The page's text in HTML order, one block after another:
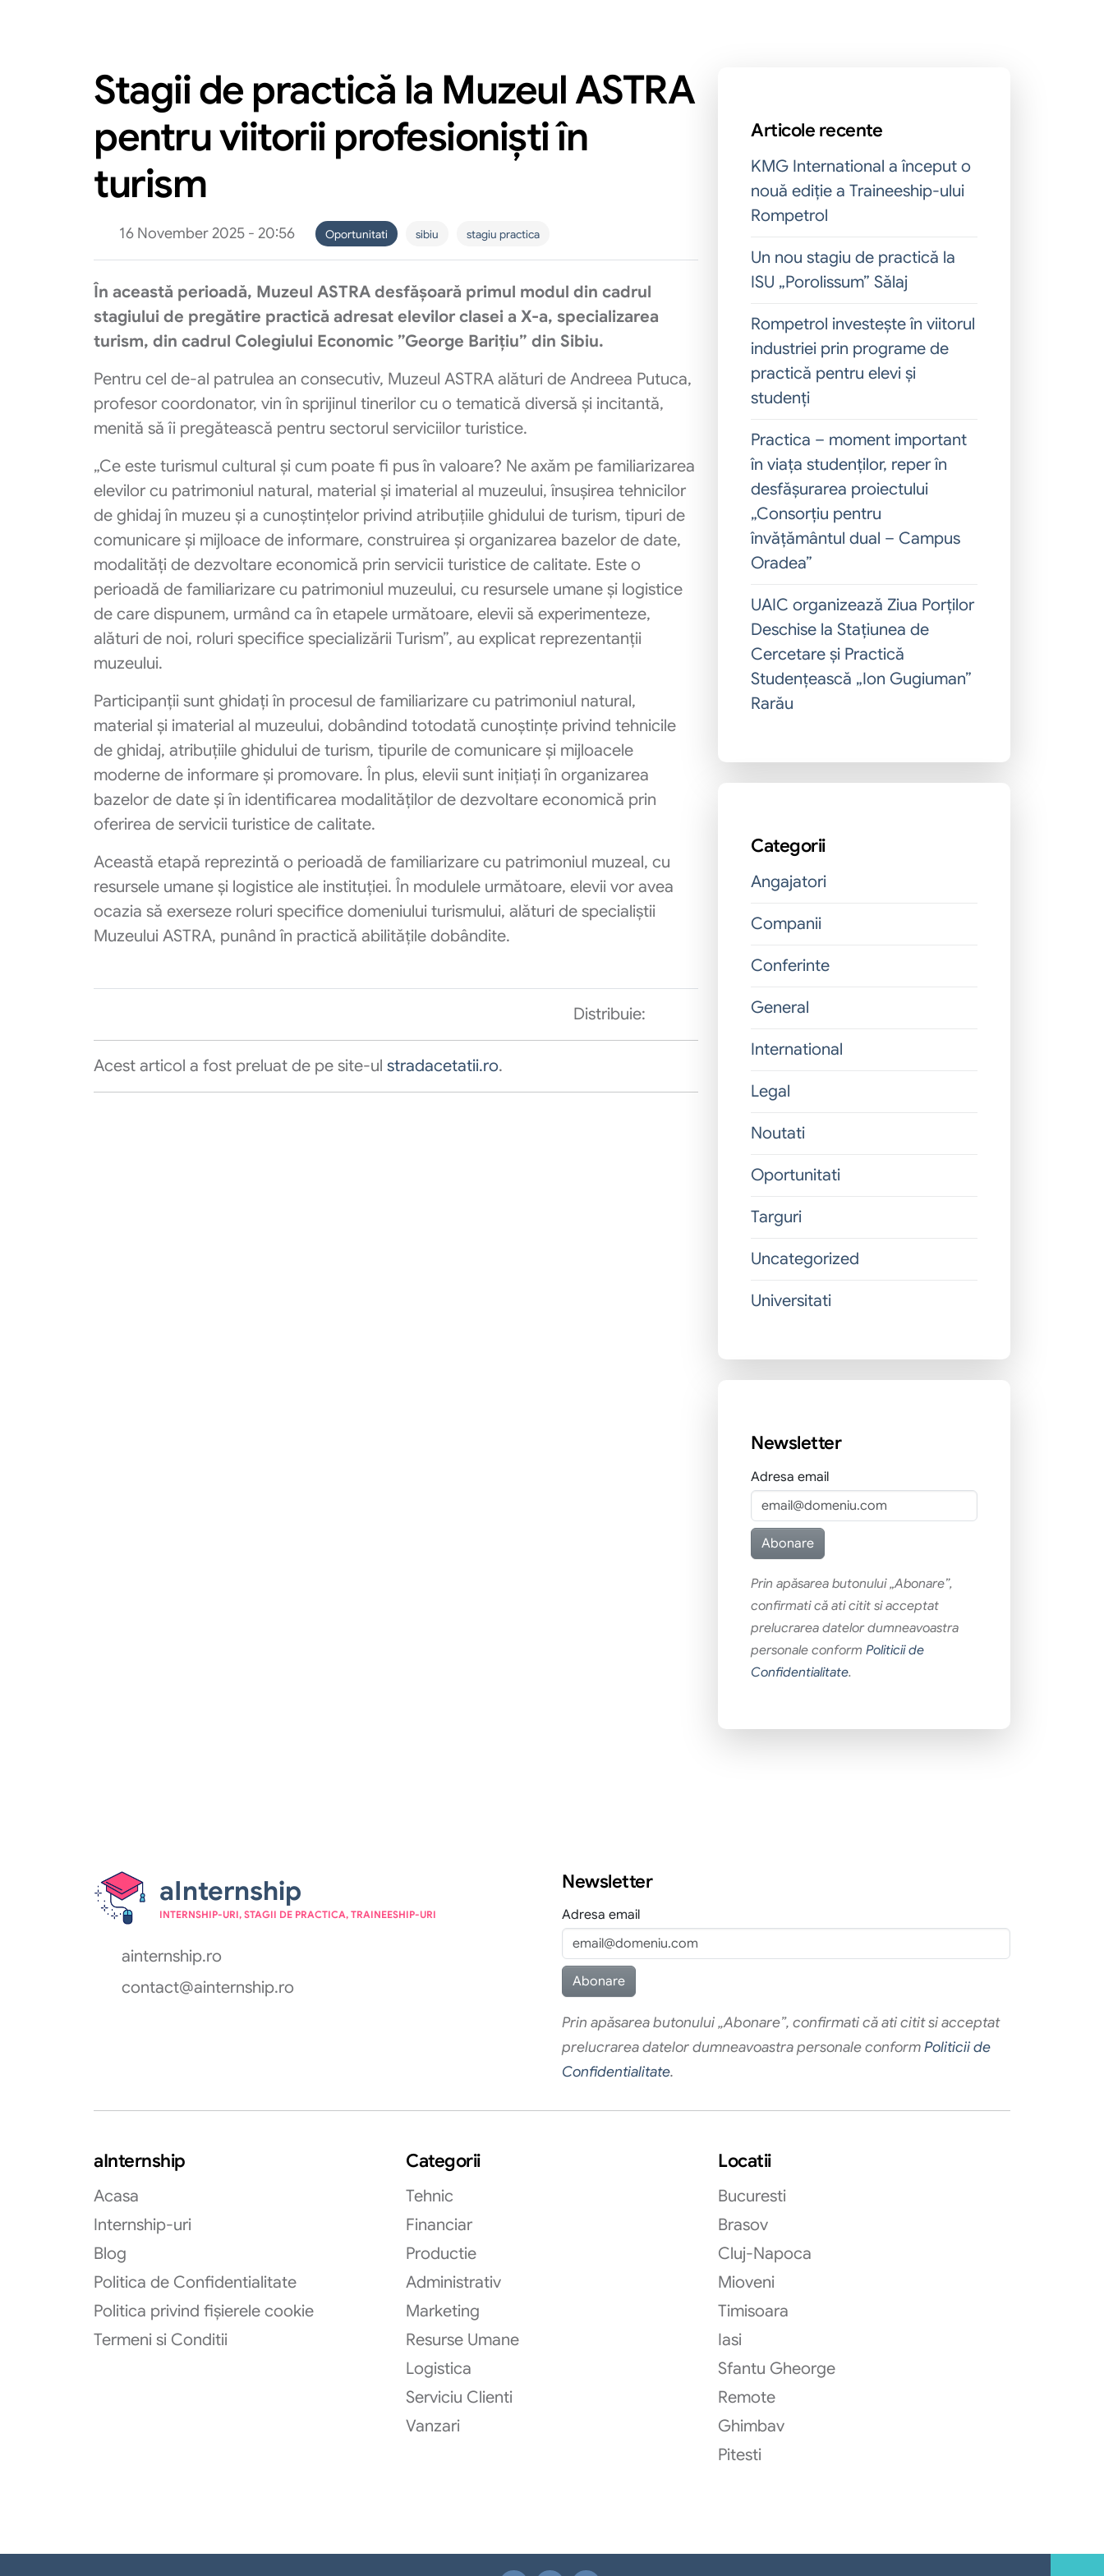
Stagii de practică la Muzeul ASTRA
pentru viitorii profesioniști în
turism
16 November 2025 - 20:56 Oportunitati sibiu stagiu practica
În această perioadă, Muzeul ASTRA desfășoară primul modul din cadrul
stagiului de pregătire practică adresat elevilor clasei a X-a, specializarea
turism, din cadrul Colegiului Economic ”George Barițiu” din Sibiu.
Pentru cel de-al patrulea an consecutiv, Muzeul ASTRA alături de Andreea Putuca,
profesor coordonator, vin în sprijinul tinerilor cu o tematică diversă și incitantă,
menită să îi pregătească pentru sectorul serviciilor turistice.
„Ce este turismul cultural și cum poate fi pus în valoare? Ne axăm pe familiarizarea
elevilor cu patrimoniul natural, material și imaterial al muzeului, însușirea tehnicilor
de ghidaj în muzeu și a cunoștințelor privind atribuțiile ghidului de turism, tipuri de
comunicare și mijloace de informare, construirea și organizarea bazelor de date,
modalități de dezvoltare economică prin servicii turistice de calitate. Este o
perioadă de familiarizare cu patrimoniul muzeului, cu resursele umane și logistice
de care dispunem, urmând ca în etapele următoare, elevii să experimenteze,
alături de noi, roluri specifice specializării Turism”, au explicat reprezentanții
muzeului.
Participanții sunt ghidați în procesul de familiarizare cu patrimoniul natural,
material și imaterial al muzeului, dobândind totodată cunoștințe privind tehnicile
de ghidaj, atribuțiile ghidului de turism, tipurile de comunicare și mijloacele
moderne de informare și promovare. În plus, elevii sunt inițiați în organizarea
bazelor de date și în identificarea modalităților de dezvoltare economică prin
oferirea de servicii turistice de calitate.
Această etapă reprezintă o perioadă de familiarizare cu patrimoniul muzeal, cu
resursele umane și logistice ale instituției. În modulele următoare, elevii vor avea
ocazia să exerseze roluri specifice domeniului turismului, alături de specialiștii
Muzeului ASTRA, punând în practică abilitățile dobândite.
Distribuie:
Acest articol a fost preluat de pe site-ul stradacetatii.ro.
Articole recente
KMG International a început o
nouă ediție a Traineeship-ului
Rompetrol
Un nou stagiu de practică la
ISU „Porolissum” Sălaj
Rompetrol investește în viitorul
industriei prin programe de
practică pentru elevi și
studenți
Practica – moment important
în viața studenților, reper în
desfășurarea proiectului
„Consorțiu pentru
învățământul dual – Campus
Oradea”
UAIC organizează Ziua Porților
Deschise la Stațiunea de
Cercetare și Practică
Studențească „Ion Gugiuman”
Rarău
Categorii
Angajatori
Companii
Conferinte
General
International
Legal
Noutati
Oportunitati
Targuri
Uncategorized
Universitati
Newsletter
Adresa email
Prin apăsarea butonului „Abonare”,
confirmati că ati citit si acceptat
prelucrarea datelor dumneavoastra
personale conform Politicii de
Confidentialitate.
aInternship
INTERNSHIP-URI, STAGII DE PRACTICA, TRAINEESHIP-URI
ainternship.ro
contact@ainternship.ro
Newsletter
Adresa email
Prin apăsarea butonului „Abonare”, confirmati că ati citit si acceptat
prelucrarea datelor dumneavoastra personale conformPoliticii de
Confidentialitate.
aInternship
Acasa
Internship-uri
Blog
Politica de Confidentialitate
Politica privind fișierele cookie
Termeni si Conditii
Categorii
Tehnic
Financiar
Productie
Administrativ
Marketing
Resurse Umane
Logistica
Serviciu Clienti
Vanzari
Locatii
Bucuresti
Brasov
Cluj-Napoca
Mioveni
Timisoara
Iasi
Sfantu Gheorge
Remote
Ghimbav
Pitesti